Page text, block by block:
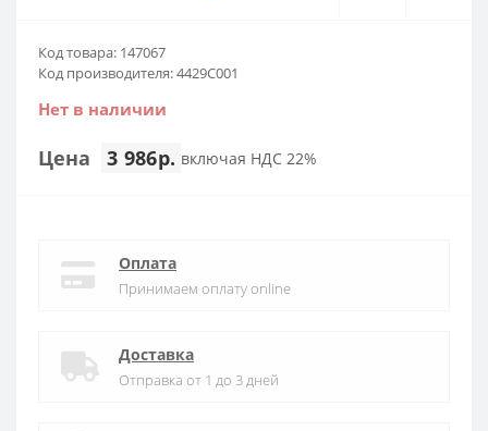
Код товара: 147067
Код производителя: 4429C001
Нет в наличии
Цена 3 986р. включая НДС 22%
Оплата
Принимаем оплату online
Доставка
Отправка от 1 до 3 дней